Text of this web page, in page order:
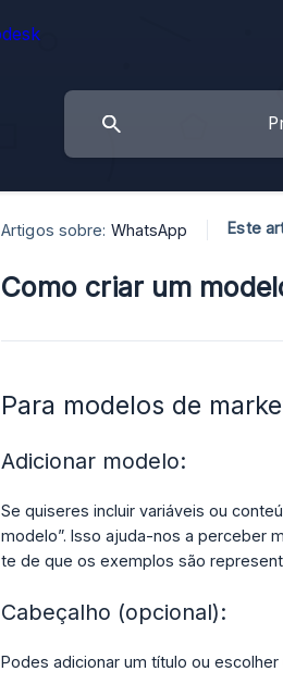
Artigos sobre: WhatsApp Este
Como criar um
Para modelos de
Adicionar modelo:
Se quiseres incluir variáveis ou
modelo”. Isso ajuda-nos a perceber
te de que os exemplos são
Cabeçalho (opcional):
Podes adicionar um título ou